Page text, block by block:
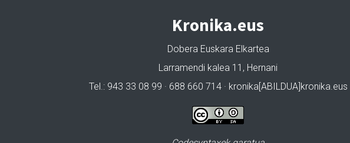
Kronika.eus
Dobera Euskara Elkartea
Larramendi kalea 11, Hernani
Tel.: 943 33 08 99 · 688 660 714 · kronika[ABILDUA]kronika.eus